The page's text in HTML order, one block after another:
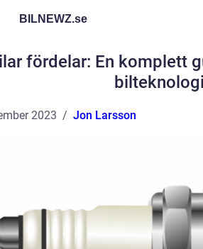
BILNEWZ.se
fördelar: En komplett
bilteknologi
2023 Jon Larsson